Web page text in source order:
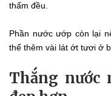
thấm đều.
Phần nước ướp còn lại
thể thêm vài lát ớt tươi ở
Thắng nước